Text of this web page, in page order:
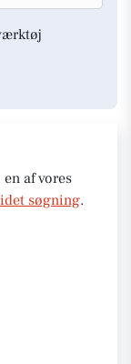
af vores
søgning.